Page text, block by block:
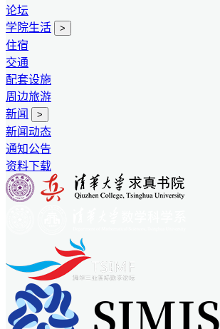
论坛
学院生活
>
住宿
交通
配套设施
周边旅游
新闻
>
新闻动态
通知公告
资料下载